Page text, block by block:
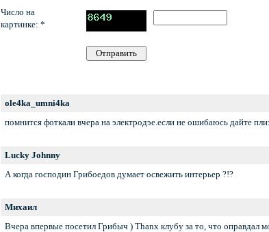
Число на
картинке: *
ole4ka_umni4ka
помнится фоткали вчера на электродэе.если не ошибаюсь дайте
Lucky Johnny
А когда господин Грибоедов думает освежить интерьер ?!?
Михаил
Вчера впервые посетил Грибыч ) Thanx клубу за то, что оправдал